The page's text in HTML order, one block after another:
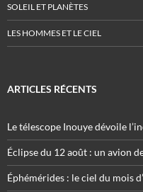
SOLEIL ET PLANÈTES
LES HOMMES ET LE CIEL
ARTICLES RÉCENTS
Le télescope Inouye dévoile
Éclipse du 12 août : un avion
Éphémérides : le ciel du mois